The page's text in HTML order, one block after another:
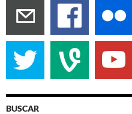
BUSCAR